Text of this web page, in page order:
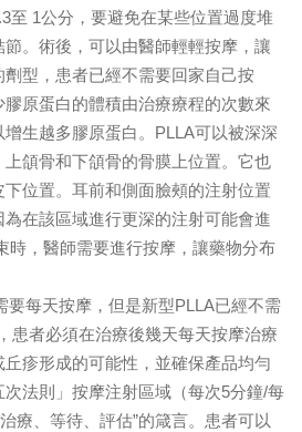
至 1公分，要避免在某些位置過度堆
。術後，可以由醫師輕輕按摩，讓
型，患者已經不需要回家自己按
原蛋白的體積由治療療程的次數來
生越多膠原蛋白。PLLA可以被深深
頜骨和下頜骨的骨膜上位置。它也
位置。耳前和側面臉頰的注射位置
在該區域進行更深的注射可能會進
時，醫師需要進行按摩，讓藥物分布
要每天按摩，但是新型PLLA已經不需
患者必須在治療後幾天每天按摩治療
疹形成的可能性，並確保產品均勻
法則」按摩注射區域（每次5分鐘/每
療、等待、評估”的箴言。患者可以